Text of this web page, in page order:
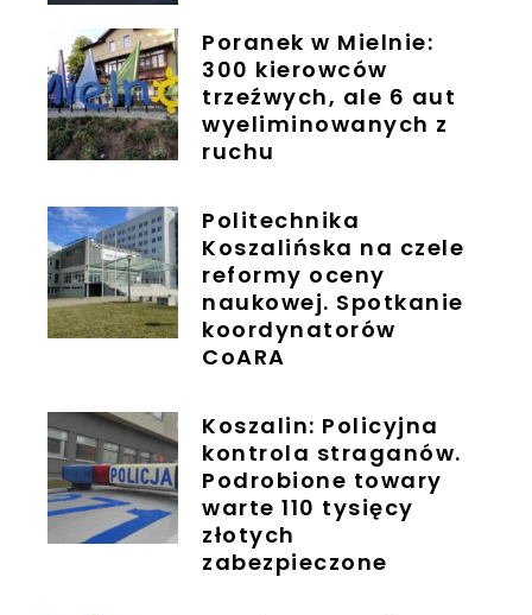
Poranek w Mielnie:
300 kierowców
trzeźwych, ale 6 aut
wyeliminowanych z
ruchu
Politechnika
Koszalińska na czele
reformy oceny
naukowej. Spotkanie
koordynatorów
CoARA
Koszalin: Policyjna
kontrola straganów.
Podrobione towary
warte 110 tysięcy
złotych
zabezpieczone